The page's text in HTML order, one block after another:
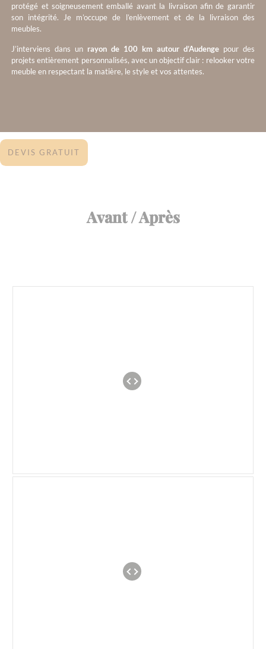
protégé et soigneusement emballé avant la livraison afin de garantir
son intégrité. Je m’occupe de l’enlèvement et de la livraison des
meubles.
J’interviens dans un rayon de 100 km autour d’Audengepour des
projets entièrement personnalisés, avec un objectif clair : relooker votre
meuble en respectant la matière, le style et vos attentes.
DEVIS GRATUIT
Avant / Après